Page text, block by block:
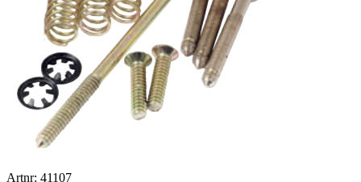
Artnr: 41107